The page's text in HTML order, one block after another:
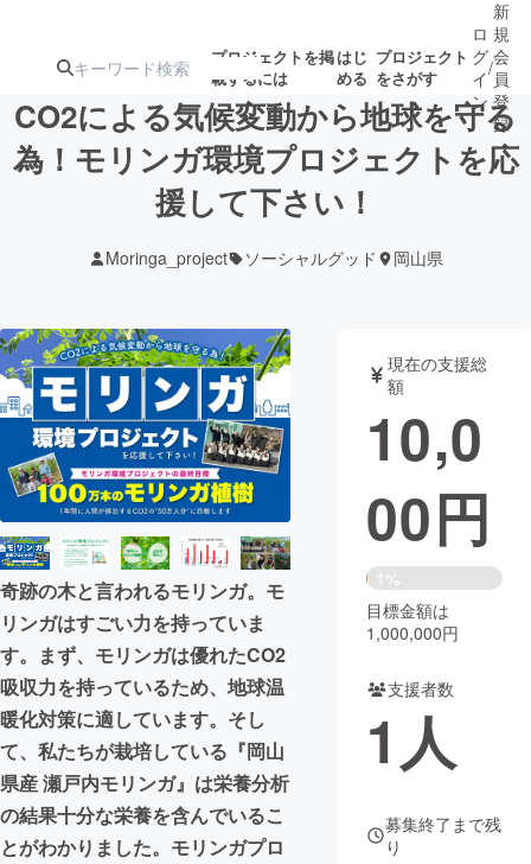
プロジェクトを掲
載するには
はじ
める
プロジェクト
をさがす
注目のリ 注目の新着プロ募集終了が近いプ
テクノロジー・ガジェット
映像・映画 書籍・雑誌
ビジネス・起業 チャレンジ
まちづくり・地域活性化
CAMPFIRE for Social Good
CAMPFIRE Creation
CAMPFIREふるさと納税machi-ya コミュニティ
ロ
グ
イ
ン
/
新
規
会
員
登
録
CO2による気候変動から地球を守る
為！モリンガ環境プロジェクトを応
援して下さい！
Moringa_project ソーシャルグッド 岡山県
奇跡の木と言われるモリンガ。モ
リンガはすごい力を持っていま
す。まず、モリンガは優れたCO2
吸収力を持っているため、地球温
暖化対策に適しています。そし
て、私たちが栽培している『岡山
県産 瀬戸内モリンガ』は栄養分析
の結果十分な栄養を含んでいるこ
とがわかりました。モリンガプロ
現在の支援総
額
10,0
00円
1%
目標金額は
1,000,000円
支援者数
1人
募集終了まで残
り